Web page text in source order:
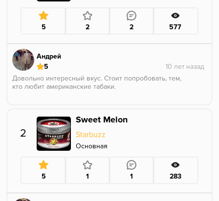
5 2 2 577
Андрей
5
Довольно интересный вкус. Стоит попробовать, тем,
кто любит американские табаки.
2
Sweet Melon
Starbuzz
Основная
5 1 1 283